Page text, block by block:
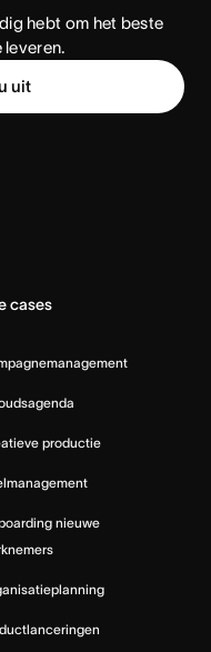
hebt om het beste
leveren.
uit
cases
productie
nieuwe